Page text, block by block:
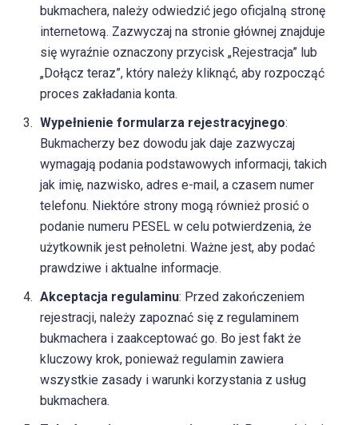
bukmachera, należy odwiedzić jego oficjalną stronę
internetową. Zazwyczaj na stronie głównej znajduje
się wyraźnie oznaczony przycisk „Rejestracja” lub
„Dołącz teraz”, który należy kliknąć, aby rozpocząć
proces zakładania konta.
Wypełnienie formularza rejestracyjnego:
Bukmacherzy bez dowodu jak daje zazwyczaj
wymagają podania podstawowych informacji, takich
jak imię, nazwisko, adres e-mail, a czasem numer
telefonu. Niektóre strony mogą również prosić o
podanie numeru PESEL w celu potwierdzenia, że
użytkownik jest pełnoletni. Ważne jest, aby podać
prawdziwe i aktualne informacje.
Akceptacja regulaminu: Przed zakończeniem
rejestracji, należy zapoznać się z regulaminem
bukmachera i zaakceptować go. Bo jest fakt że
kluczowy krok, ponieważ regulamin zawiera
wszystkie zasady i warunki korzystania z usług
bukmachera.